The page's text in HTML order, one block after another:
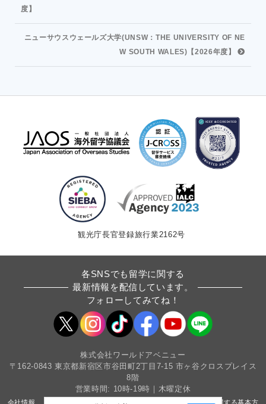
度】
ニューサウスウェールズ大学(UNSW：THE UNIVERSITY OF NE
W SOUTH WALES)【2026年度】
観光庁長官登録旅行業2162号
各SNSでも留学に関する
最新情報を配信しています。
フォローしてみてね！
株式会社ワールドアベニュー
〒162-0843 東京都新宿区市谷田町2丁目7-15 市ヶ谷クロスプレイス
8階
営業時間: 10時-19時｜木曜定休
会社情報 条件書・約款 カスタマーハラスメントに関する基本方